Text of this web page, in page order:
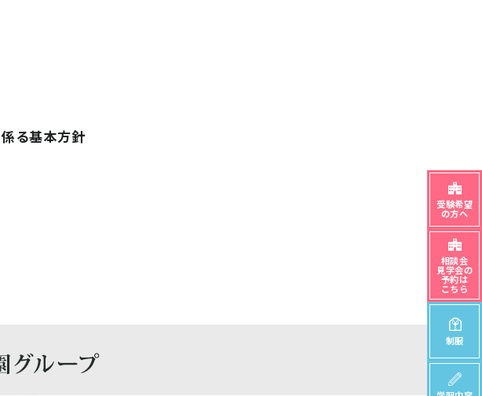
る基本方針
受験希望
の方へ
相談会
見学会の
予約は
こちら
制服